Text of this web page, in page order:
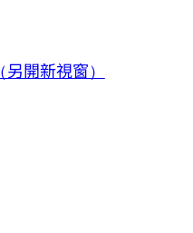
（另開新視窗）